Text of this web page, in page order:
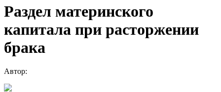
Раздел материнского
капитала при расторжении
брака
Автор: